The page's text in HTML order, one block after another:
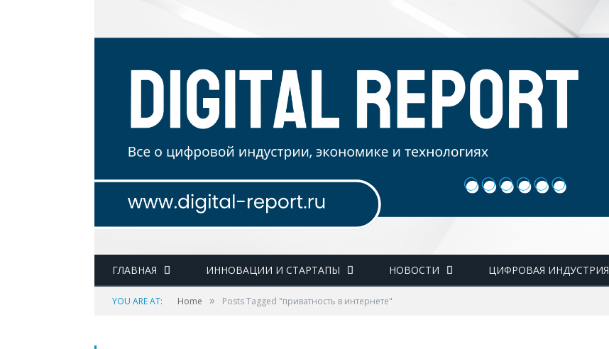
ГЛАВНАЯ ИННОВАЦИИ И СТАРТАПЫ НОВОСТИ ЦИФРОВАЯ ИНДУСТРИЯ
YOU ARE AT: Home » Posts Tagged "приватность в интернете"